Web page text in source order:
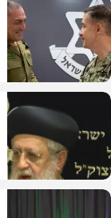
חדשות